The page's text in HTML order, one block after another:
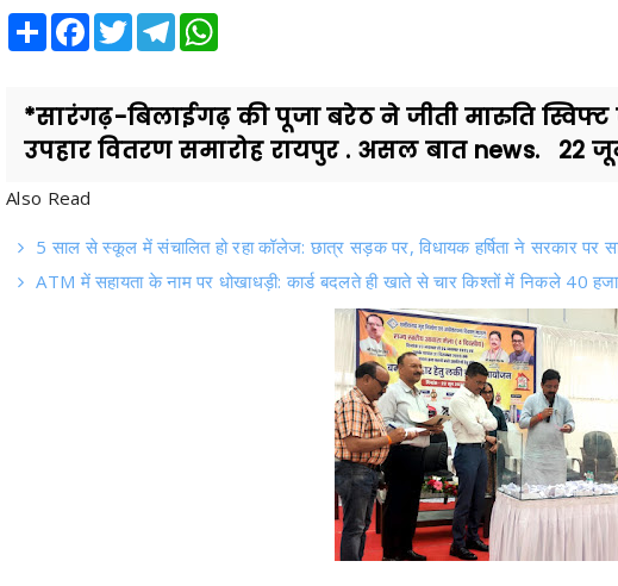
Share Facebook
Twitter Telegram
*सारंगढ़-बिलाईगढ़ की पूजा बरेठ ने जीती मारुति
उपहार वितरण समारोह रायपुर . असल बात news. 22
Also Read
5 साल से स्कूल में संचालित हो रहा कॉलेज: छात्र सड़क पर, विधायक हर्षिता ने सरकार पर
ATM में सहायता के नाम पर धोखाधड़ी: कार्ड बदलते ही खाते से चार किश्तों में निकले 40